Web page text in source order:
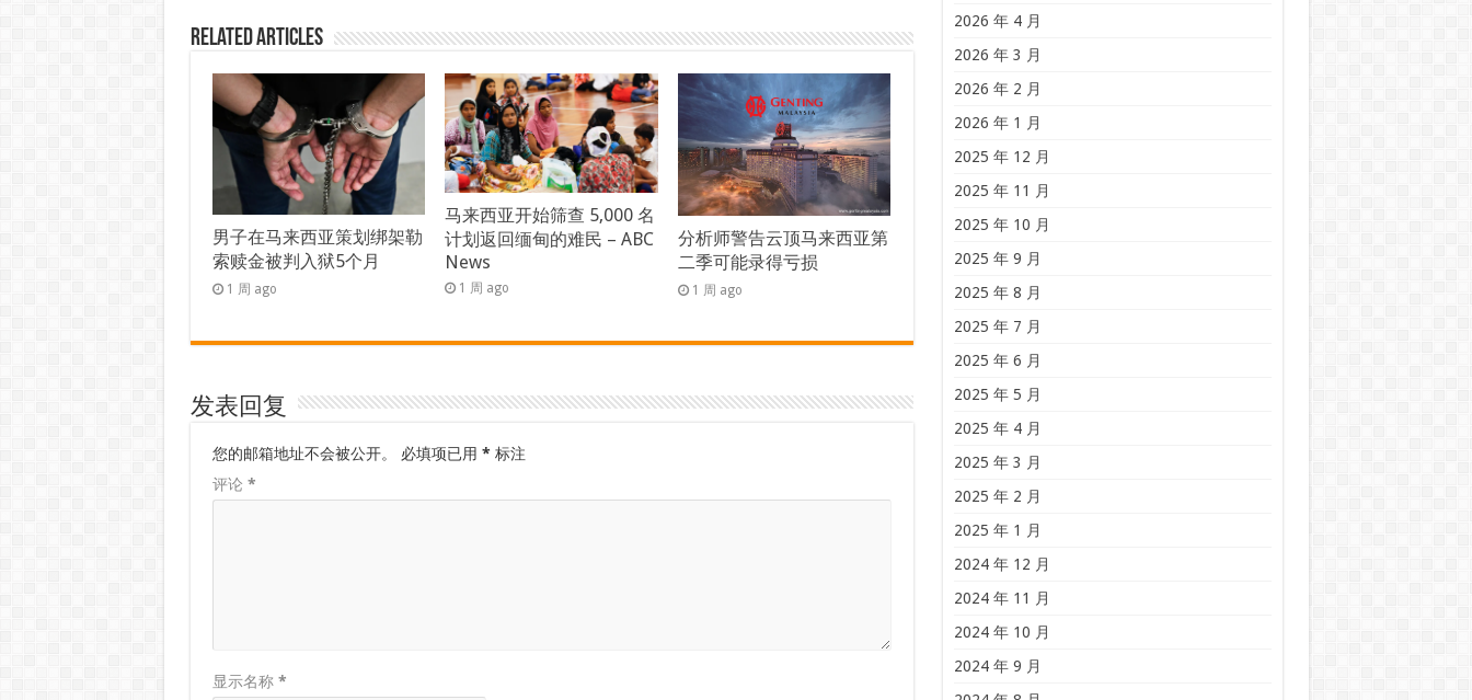
Related Articles
男子在马来西亚策划绑架勒
索赎金被判入狱5个月
1 周 ago
马来西亚开始筛查 5,000 名
计划返回缅甸的难民 – ABC
News
1 周 ago
分析师警告云顶马来西亚第
二季可能录得亏损
1 周 ago
发表回复
您的邮箱地址不会被公开。 必填项已用 * 标注
评论 *
显示名称 *
2026 年 4 月
2026 年 3 月
2026 年 2 月
2026 年 1 月
2025 年 12 月
2025 年 11 月
2025 年 10 月
2025 年 9 月
2025 年 8 月
2025 年 7 月
2025 年 6 月
2025 年 5 月
2025 年 4 月
2025 年 3 月
2025 年 2 月
2025 年 1 月
2024 年 12 月
2024 年 11 月
2024 年 10 月
2024 年 9 月